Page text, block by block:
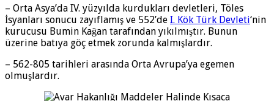
– Orta Asya’da IV. yüzyılda kurdukları devletleri, Töles
İsyanları sonucu zayıflamış ve 552’de I. Kök Türk Devleti‘nin
kurucusu Bumin Kağan tarafından yıkılmıştır. Bunun
üzerine batıya göç etmek zorunda kalmışlardır.
– 562-805 tarihleri arasında Orta Avrupa’ya egemen
olmuşlardır.